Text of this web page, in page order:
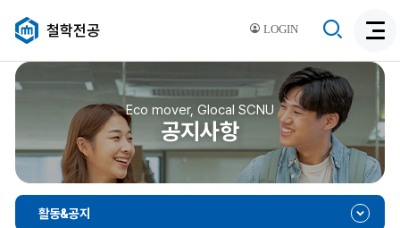
LOGIN
철학전공
색
활
성
색
Eco mover, Glocal SCNU
공지사항
활동&공지